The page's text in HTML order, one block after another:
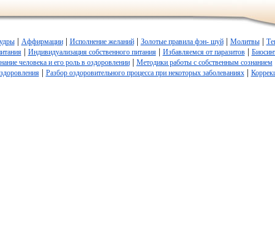
| Аффирмации| Исполнение желаний| Золотые правила фэн- шуй| Молитвы|
| Индивидуализация собственного питания| Избавляемся от паразитов|
человека и его роль в оздоровлении| Методики работы с собственным сознанием
| Разбор оздоровительного процесса при некоторых заболеваниях|